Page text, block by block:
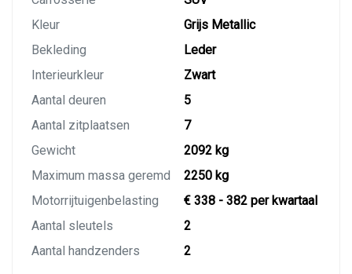
Kleur
Grijs Metallic
Bekleding
Leder
Interieurkleur
Zwart
Aantal deuren
5
Aantal zitplaatsen
7
Gewicht
2092 kg
Maximum massa geremd
2250 kg
Motorrijtuigenbelasting
€ 338 - 382 per kwartaal
Aantal sleutels
2
Aantal handzenders
2